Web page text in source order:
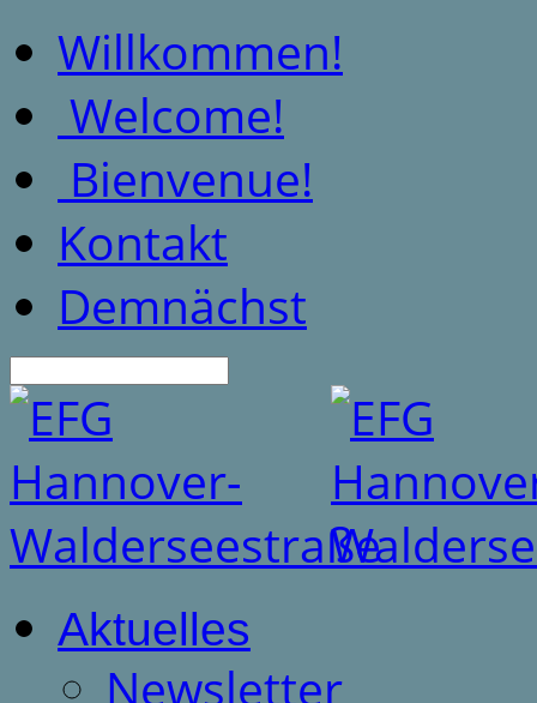
Willkommen!
Welcome!
Bienvenue!
Kontakt
Demnächst
Aktuelles
Newsletter